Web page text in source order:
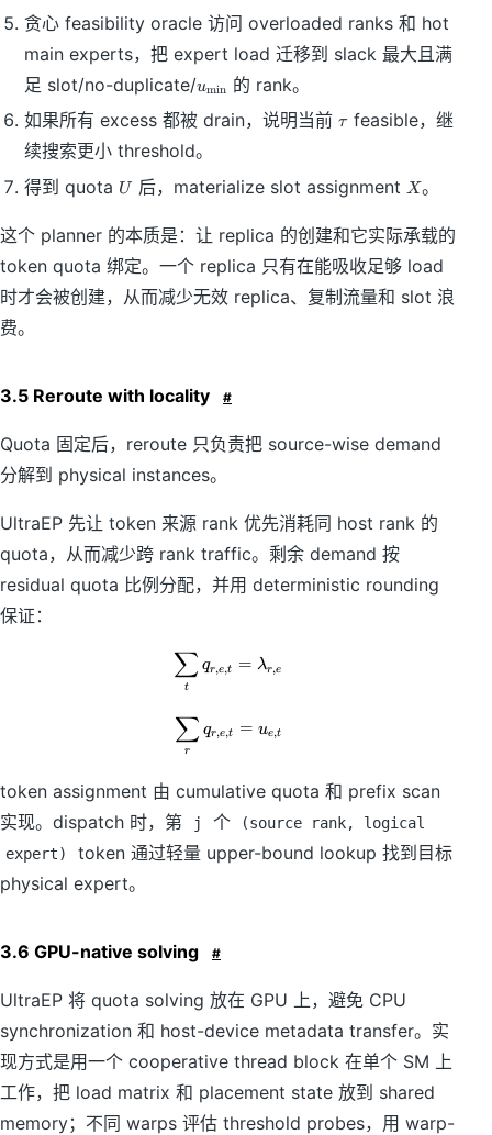
贪心 feasibility oracle 访问 overloaded ranks 和 hot
main experts，把 expert load 迁移到 slack 最大且满
足 slot/no-duplicate/u
{
m
in
umin 的 rank。
如果所有 excess 都被 drain，说明当前\
τ feasible，继
续搜索更小 threshold。
得到 quota U
U 后，materialize slot assignmentX
X。
这个 planner 的本质是：让 replica 的创建和它实际承载的
token quota 绑定。一个 replica 只有在能吸收足够 load
时才会被创建，从而减少无效 replica、复制流量和 slot 浪
费。
3.5 Reroute with locality #
Quota 固定后，reroute 只负责把 source-wise demand
分解到 physical instances。
UltraEP 先让 token 来源 rank 优先消耗同 host rank 的
quota，从而减少跨 rank traffic。剩余 demand 按
residual quota 比例分配，并用 deterministic rounding
保证：
\sum_t q_{r,e,t}=\lambda_{r,e}
t
∑ qr,e,t = λr,e
\sum_r q_{r,e,t}=u_{e,t}
r
∑ qr,e,t = ue,t
token assignment 由 cumulative quota 和 prefix scan
实现。dispatch 时，第
j 个
(source rank, logical
expert)
token 通过轻量 upper-bound lookup 找到目标
physical expert。
3.6 GPU-native solving #
UltraEP 将 quota solving 放在 GPU 上，避免 CPU
synchronization 和 host-device metadata transfer。实
现方式是用一个 cooperative thread block 在单个 SM 上
工作，把 load matrix 和 placement state 放到 shared
memory；不同 warps 评估 threshold probes，用 warp-